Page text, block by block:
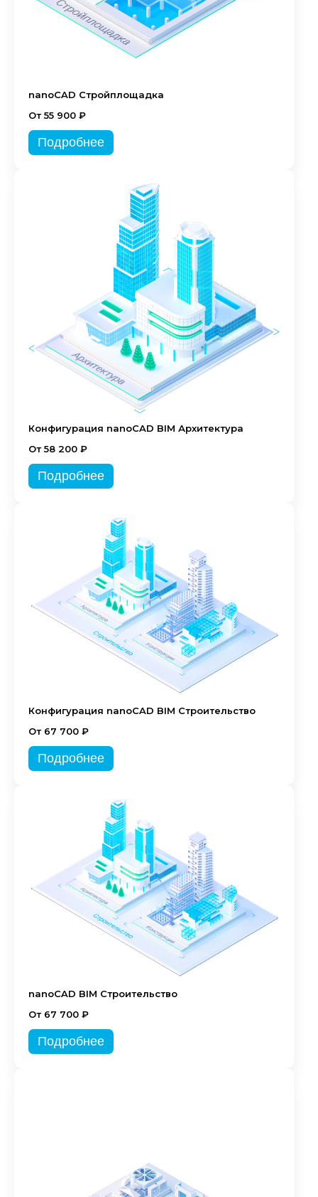
nanoCAD Стройплощадка
От 55 900 ₽
Подробнее
Конфигурация nanoCAD BIM Архитектура
От 58 200 ₽
Подробнее
Конфигурация nanoCAD BIM Строительство
От 67 700 ₽
Подробнее
nanoCAD BIM Строительство
От 67 700 ₽
Подробнее